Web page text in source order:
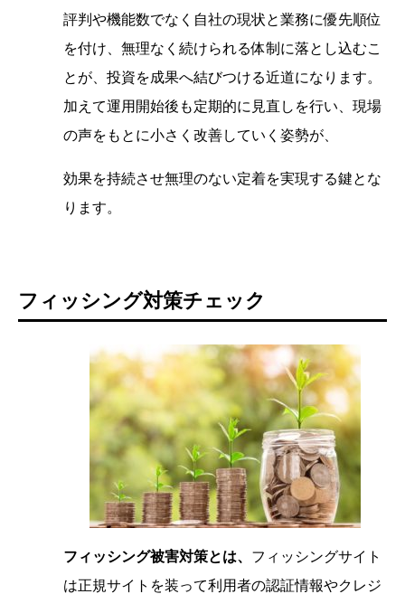
評判や機能数でなく自社の現状と業務に優先順位
を付け、無理なく続けられる体制に落とし込むこ
とが、投資を成果へ結びつける近道になります。
加えて運用開始後も定期的に見直しを行い、現場
の声をもとに小さく改善していく姿勢が、
効果を持続させ無理のない定着を実現する鍵とな
ります。
フィッシング対策チェック
フィッシング被害対策とは、 フィッシングサイト
は正規サイトを装って利用者の認証情報やクレジ